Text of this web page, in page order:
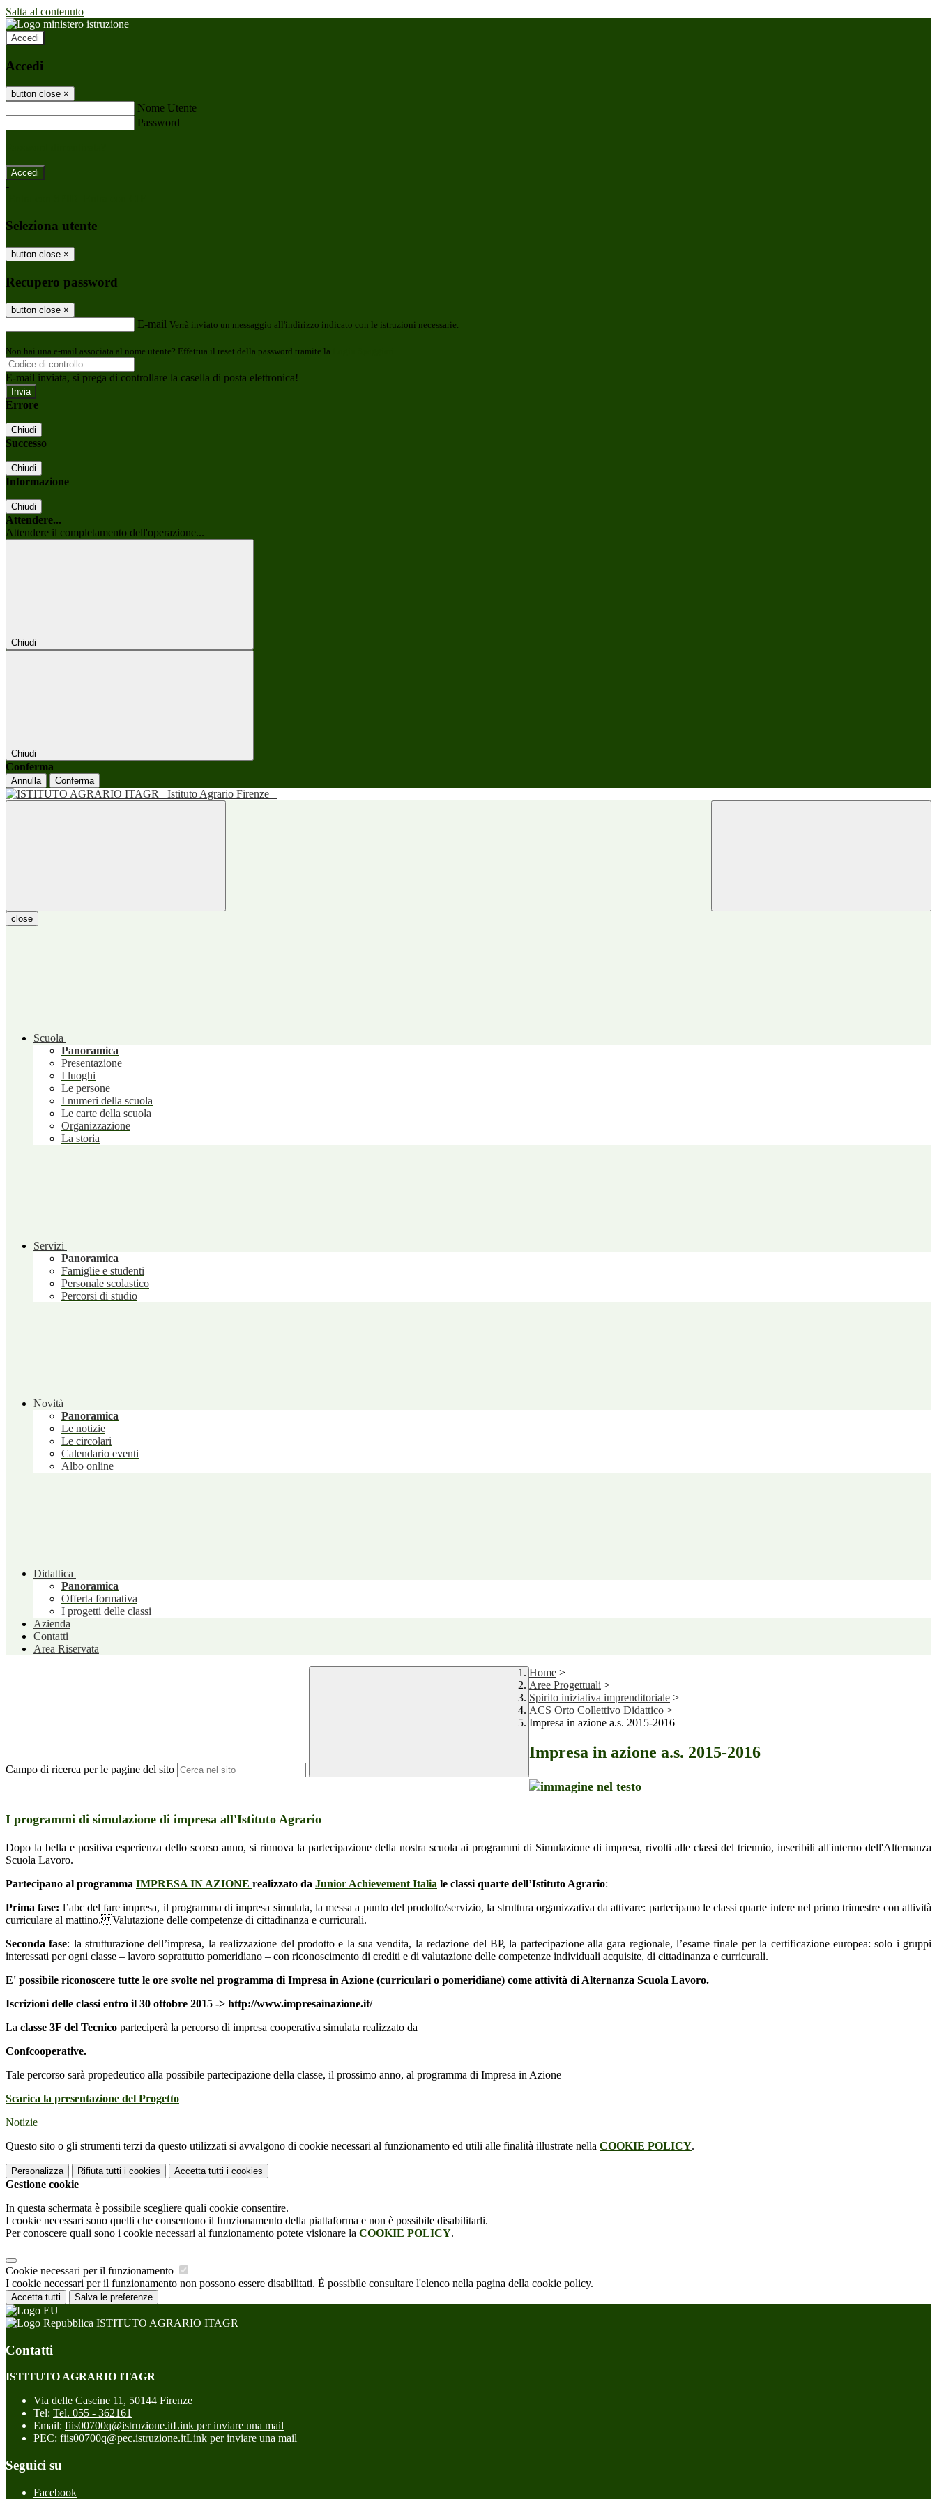
Salta al contenuto
Accedi
Accedi
button close ×
Nome Utente
Password
-
Seleziona utente
button close ×
Recupero password
button close ×
E-mail Verrà inviato un messaggio all'indirizzo indicato con le istruzioni necessarie.
Non hai una e-mail associata al nome utente? Effettua il reset della password tramite la
E-mail inviata, si prega di controllare la casella di posta elettronica!
Errore
Chiudi
Successo
Chiudi
Informazione
Chiudi
Attendere...
Attendere il completamento dell'operazione...
Chiudi
Chiudi
Conferma
Annulla Conferma
Istituto Agrario Firenze
close
Scuola
Panoramica
Presentazione
I luoghi
Le persone
I numeri della scuola
Le carte della scuola
Organizzazione
La storia
Servizi
Panoramica
Famiglie e studenti
Personale scolastico
Percorsi di studio
Novità
Panoramica
Le notizie
Le circolari
Calendario eventi
Albo online
Didattica
Panoramica
Offerta formativa
I progetti delle classi
Azienda
Contatti
Area Riservata
Campo di ricerca per le pagine del sito
Home >
Aree Progettuali >
Spirito iniziativa imprenditoriale >
ACS Orto Collettivo Didattico >
Impresa in azione a.s. 2015-2016
Impresa in azione a.s. 2015-2016
I programmi di simulazione di impresa all'Istituto Agrario
Dopo la bella e positiva esperienza dello scorso anno, si rinnova la partecipazione della nostra scuola ai programmi di Simulazione di impresa, rivolti alle classi del triennio, inseribili all'interno dell'Alternanza
Scuola Lavoro.
Partecipano al programma IMPRESA IN AZIONE realizzato da Junior Achievement Italia le classi quarte dell’Istituto Agrario:
Prima fase: l’abc del fare impresa, il programma di impresa simulata, la messa a punto del prodotto/servizio, la struttura organizzativa da attivare: partecipano le classi quarte intere nel primo trimestre con attività
curriculare al mattino. Valutazione delle competenze di cittadinanza e curricurali.
Seconda fase: la strutturazione dell’impresa, la realizzazione del prodotto e la sua vendita, la redazione del BP, la partecipazione alla gara regionale, l’esame finale per la certificazione europea: solo i gruppi
interessati per ogni classe – lavoro soprattutto pomeridiano – con riconoscimento di crediti e di valutazione delle competenze individuali acquisite, di cittadinanza e curricurali.
E' possibile riconoscere tutte le ore svolte nel programma di Impresa in Azione (curriculari o pomeridiane) come attività di Alternanza Scuola Lavoro.
Iscrizioni delle classi entro il 30 ottobre 2015 -> http://www.impresainazione.it/
La classe 3F del Tecnico parteciperà la percorso di impresa cooperativa simulata realizzato da
Confcooperative.
Tale percorso sarà propedeutico alla possibile partecipazione della classe, il prossimo anno, al programma di Impresa in Azione
Scarica la presentazione del Progetto
Notizie
Questo sito o gli strumenti terzi da questo utilizzati si avvalgono di cookie necessari al funzionamento ed utili alle finalità illustrate nella COOKIE POLICY.
Personalizza Rifiuta tutti i cookies Accetta tutti i cookies
Gestione cookie
In questa schermata è possibile scegliere quali cookie consentire.
I cookie necessari sono quelli che consentono il funzionamento della piattaforma e non è possibile disabilitarli.
Per conoscere quali sono i cookie necessari al funzionamento potete visionare la COOKIE POLICY.
Cookie necessari per il funzionamento
I cookie necessari per il funzionamento non possono essere disabilitati. È possibile consultare l'elenco nella pagina della cookie policy.
Accetta tutti Salva le preferenze
ISTITUTO AGRARIO ITAGR
Contatti
ISTITUTO AGRARIO ITAGR
Via delle Cascine 11, 50144 Firenze
Tel: Tel. 055 - 362161
Email: fiis00700q@istruzione.itLink per inviare una mail
PEC: fiis00700q@pec.istruzione.itLink per inviare una mail
Seguici su
Facebook